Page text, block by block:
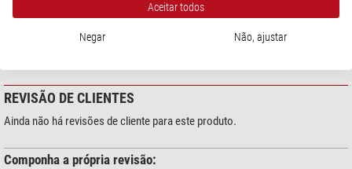
SEGURANÇA DOS PRODUTOS
Baader Planetarium GmbH, Zur Sternwarte, 82291
REVISÃO DE CLIENTES
Ainda não há revisões de cliente para este produto.
Componha a própria revisão:
Aceitar todos
Negar Não, ajustar